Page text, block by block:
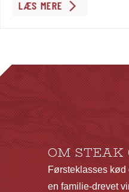
Dette
varianter.
Mulighederne
kan
vælges
på
varesiden
LÆS MERE
OM STEAK
Førsteklasses kød
en familie-drevet